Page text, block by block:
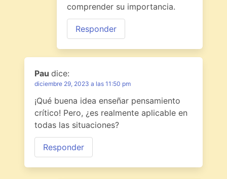
comprender su importancia.
Responder
Pau dice:
diciembre 29, 2023 a las 11:50 pm
¡Qué buena idea enseñar pensamiento
crítico! Pero, ¿es realmente aplicable en
todas las situaciones?
Responder